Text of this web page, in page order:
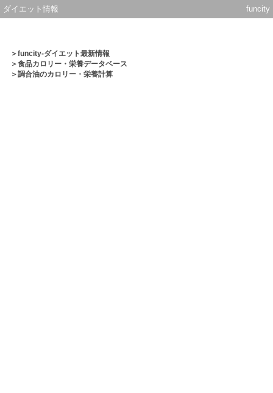
ダイエット情報 funcity
＞funcity-ダイエット最新情報
＞食品カロリー・栄養データベース
＞調合油のカロリー・栄養計算